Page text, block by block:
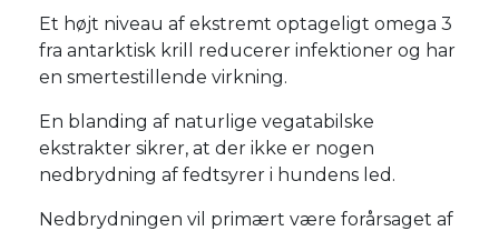
Et højt niveau af ekstremt optageligt omega 3
fra antarktisk krill reducerer infektioner og har
en smertestillende virkning.
En blanding af naturlige vegatabilske
ekstrakter sikrer, at der ikke er nogen
nedbrydning af fedtsyrer i hundens led.
Nedbrydningen vil primært være forårsaget af